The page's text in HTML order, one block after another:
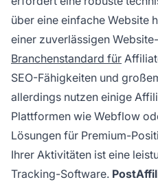
über eine einfache Website
einer zuverlässigen
Branchenstandard für
SEO-Fähigkeiten und
allerdings nutzen einige
Plattformen wie Webflow
Lösungen für Premium-
Ihrer Aktivitäten ist eine
Tracking-Software.